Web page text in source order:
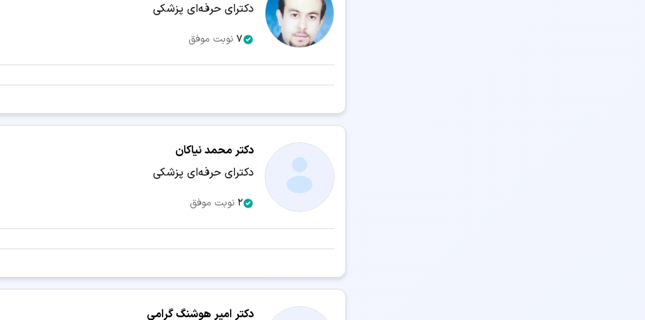
دکترای حرفه‌ای پزشکی
7 نوبت موفق
دکتر محمد نیاکان
دکترای حرفه‌ای پزشکی
2 نوبت موفق
دکتر امیر هوشنگ گرامی